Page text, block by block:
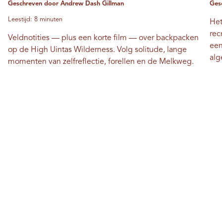
Geschreven door Andrew Dash Gillman
Leestijd: 8 minuten
Veldnotities — plus een korte film — over backpacken
op de High Uintas Wilderness. Volg solitude, lange
momenten van zelfreflectie, forellen en de Melkweg.